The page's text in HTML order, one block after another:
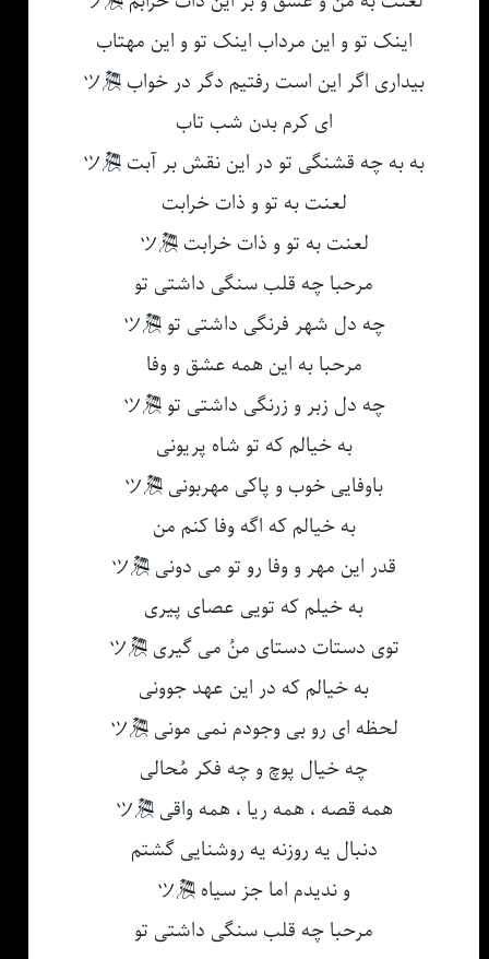
اینک تو و این مرداب اینک تو و این مهتاب
بیداری اگر این است رفتیم دگر در خواب 🎘ツ
ای کرم بدن شب تاب
به به چه قشنگی تو در این نقش بر آبت 🎘ツ
لعنت به تو و ذات خرابت
لعنت به تو و ذات خرابت 🎘ツ
مرحبا چه قلب سنگی داشتی تو
چه دل شهر فرنگی داشتی تو 🎘ツ
مرحبا به این همه عشق و وفا
چه دل زبر و زرنگی داشتی تو 🎘ツ
به خیالم که تو شاه پریونی
باوفایی خوب و پاکی مهربونی 🎘ツ
به خیالم که اگه وفا کنم من
قدر این مهر و وفا رو تو می دونی 🎘ツ
به خیلم که تویی عصای پیری
توی دستات دستای منُ می گیری 🎘ツ
به خیالم که در این عهد جوونی
لحظه ای رو بی وجودم نمی مونی 🎘ツ
چه خیال پوچ و چه فکر مُحالی
همه قصه ، همه ریا ، همه واقی 🎘ツ
دنبال یه روزنه یه روشنایی گشتم
و ندیدم اما جز سیاه 🎘ツ
مرحبا چه قلب سنگی داشتی تو